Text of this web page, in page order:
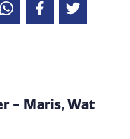
- Maris, Wat